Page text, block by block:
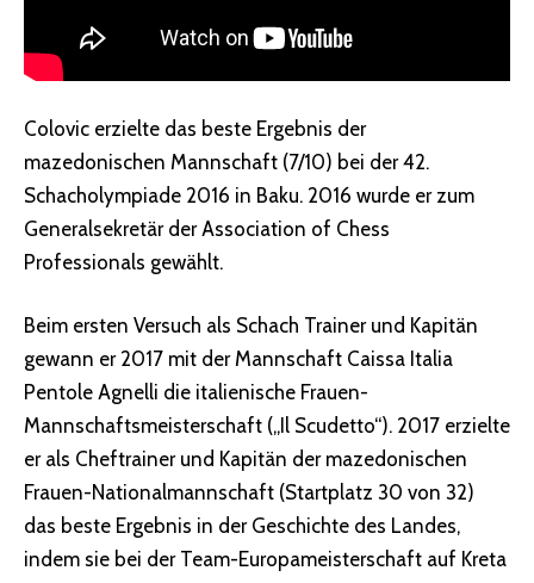
Colovic erzielte das beste Ergebnis der
mazedonischen Mannschaft (7/10) bei der 42.
Schacholympiade 2016 in Baku. 2016 wurde er zum
Generalsekretär der Association of Chess
Professionals gewählt.
Beim ersten Versuch als Schach Trainer und Kapitän
gewann er 2017 mit der Mannschaft Caissa Italia
Pentole Agnelli die italienische Frauen-
Mannschaftsmeisterschaft („Il Scudetto“). 2017 erzielte
er als Cheftrainer und Kapitän der mazedonischen
Frauen-Nationalmannschaft (Startplatz 30 von 32)
das beste Ergebnis in der Geschichte des Landes,
indem sie bei der Team-Europameisterschaft auf Kreta